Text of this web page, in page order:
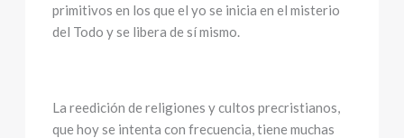
primitivos en los que el yo se inicia en el misterio
del Todo y se libera de sí mismo.
La reedición de religiones y cultos precristianos,
que hoy se intenta con frecuencia, tiene muchas